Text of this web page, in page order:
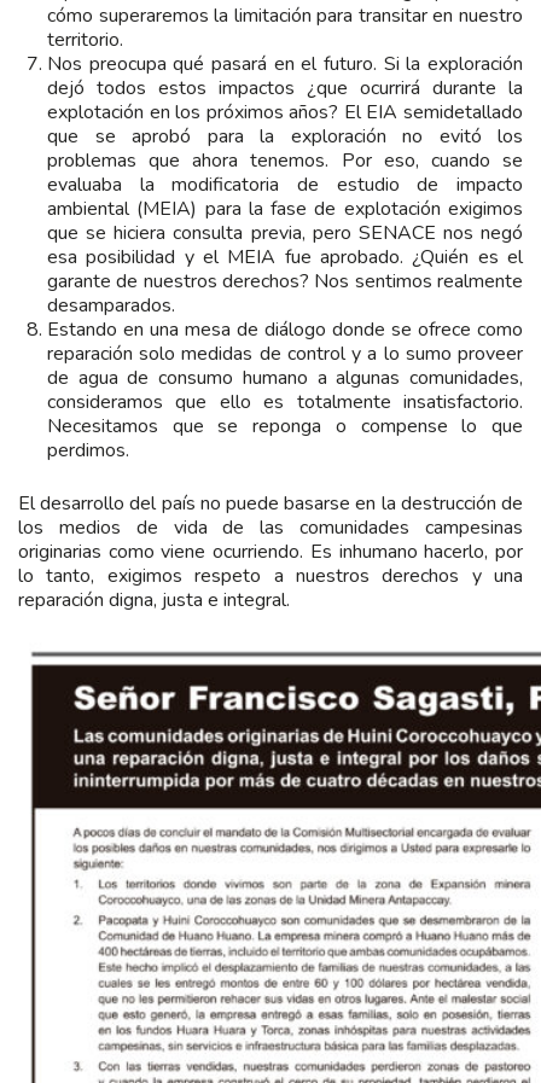
cómo superaremos la limitación para transitar en nuestro
territorio.
Nos preocupa qué pasará en el futuro. Si la exploración
dejó todos estos impactos ¿que ocurrirá durante la
explotación en los próximos años? El EIA semidetallado
que se aprobó para la exploración no evitó los
problemas que ahora tenemos. Por eso, cuando se
evaluaba la modificatoria de estudio de impacto
ambiental (MEIA) para la fase de explotación exigimos
que se hiciera consulta previa, pero SENACE nos negó
esa posibilidad y el MEIA fue aprobado. ¿Quién es el
garante de nuestros derechos? Nos sentimos realmente
desamparados.
Estando en una mesa de diálogo donde se ofrece como
reparación solo medidas de control y a lo sumo proveer
de agua de consumo humano a algunas comunidades,
consideramos que ello es totalmente insatisfactorio.
Necesitamos que se reponga o compense lo que
perdimos.
El desarrollo del país no puede basarse en la destrucción de
los medios de vida de las comunidades campesinas
originarias como viene ocurriendo. Es inhumano hacerlo, por
lo tanto, exigimos respeto a nuestros derechos y una
reparación digna, justa e integral.